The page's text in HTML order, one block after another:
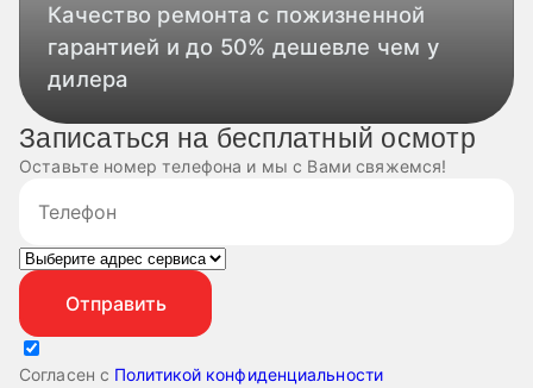
Качество ремонта с пожизненной
гарантией и до 50% дешевле чем у
дилера
Записаться на бесплатный осмотр
Оставьте номер телефона и мы с Вами свяжемся!
Согласен с Политикой конфиденциальности